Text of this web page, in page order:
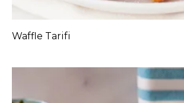
Waffle Tarifi